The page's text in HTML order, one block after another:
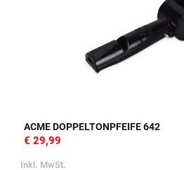
ACME DOPPELTONPFEIFE 642
€ 29,99
Inkl. MwSt.